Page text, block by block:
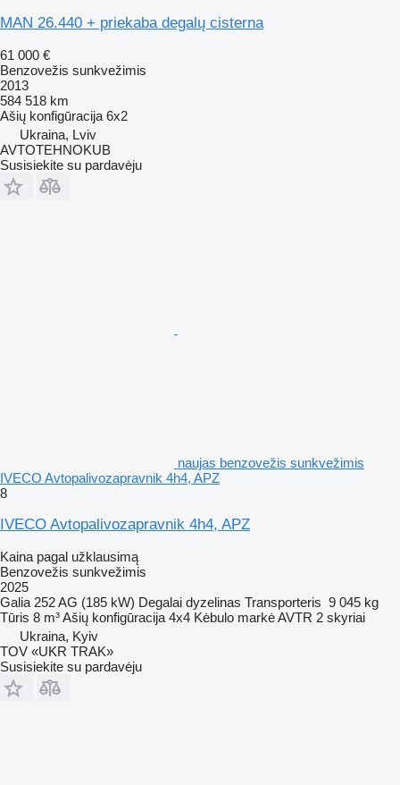
MAN 26.440 + priekaba degalų cisterna
61 000 €
Benzovežis sunkvežimis
2013
584 518 km
Ašių konfigūracija 6x2
Ukraina, Lviv
AVTOTEHNOKUB
Susisiekite su pardavėju
naujas benzovežis sunkvežimis
IVECO Avtopalivozapravnik 4h4, APZ
8
IVECO Avtopalivozapravnik 4h4, APZ
Kaina pagal užklausimą
Benzovežis sunkvežimis
2025
Galia 252 AG (185 kW) Degalai dyzelinas Transporteris 9 045 kg
Tūris 8 m³Ašių konfigūracija 4x4 Kėbulo markėAVTR 2 skyriai
Ukraina, Kyiv
TOV «UKR TRAK»
Susisiekite su pardavėju